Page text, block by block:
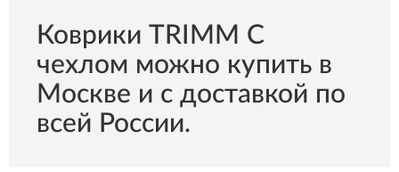
Коврики TRIMM С
чехлом можно купить в
Москве и с доставкой по
всей России.